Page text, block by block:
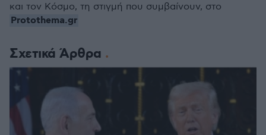
Σχετικά Άρθρα
και τον Κόσμο, τη στιγμή που συμβαίνουν, στο
Protothema.gr